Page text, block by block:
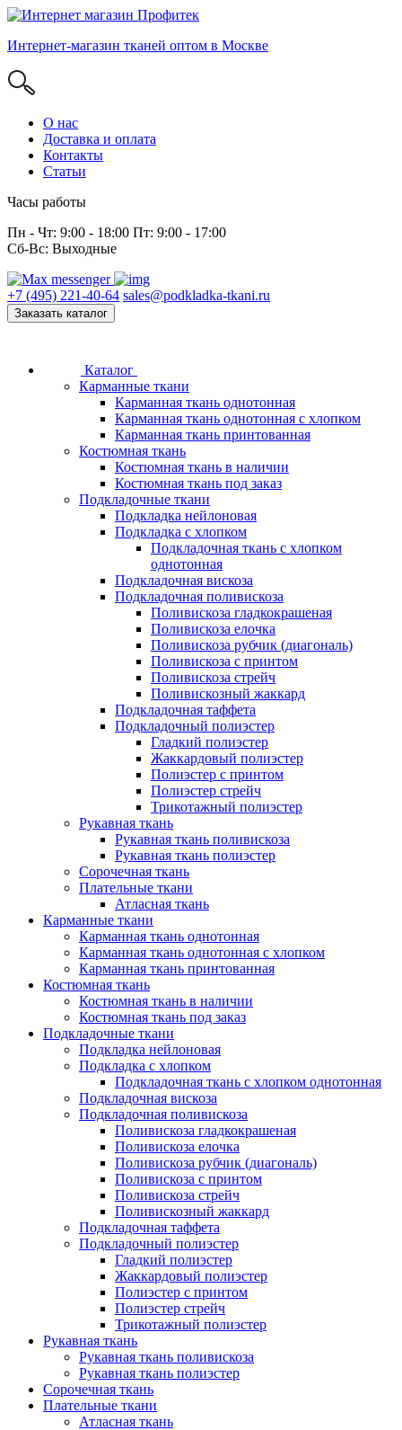
Интернет-магазин тканей оптом в Москве
О нас
Доставка и оплата
Контакты
Статьи
Часы работы
Пн - Чт: 9:00 - 18:00 Пт: 9:00 - 17:00
Сб-Вс: Выходные
+7 (495) 221-40-64 sales@podkladka-tkani.ru
Заказать каталог
Каталог
Карманные ткани
Карманная ткань однотонная
Карманная ткань однотонная с хлопком
Карманная ткань принтованная
Костюмная ткань
Костюмная ткань в наличии
Костюмная ткань под заказ
Подкладочные ткани
Подкладка нейлоновая
Подкладка с хлопком
Подкладочная ткань с хлопком
однотонная
Подкладочная вискоза
Подкладочная поливискоза
Поливискоза гладкокрашеная
Поливискоза елочка
Поливискоза рубчик (диагональ)
Поливискоза с принтом
Поливискоза стрейч
Поливискозный жаккард
Подкладочная таффета
Подкладочный полиэстер
Гладкий полиэстер
Жаккардовый полиэстер
Полиэстер с принтом
Полиэстер стрейч
Трикотажный полиэстер
Рукавная ткань
Рукавная ткань поливискоза
Рукавная ткань полиэстер
Сорочечная ткань
Плательные ткани
Атласная ткань
Карманные ткани
Карманная ткань однотонная
Карманная ткань однотонная с хлопком
Карманная ткань принтованная
Костюмная ткань
Костюмная ткань в наличии
Костюмная ткань под заказ
Подкладочные ткани
Подкладка нейлоновая
Подкладка с хлопком
Подкладочная ткань с хлопком однотонная
Подкладочная вискоза
Подкладочная поливискоза
Поливискоза гладкокрашеная
Поливискоза елочка
Поливискоза рубчик (диагональ)
Поливискоза с принтом
Поливискоза стрейч
Поливискозный жаккард
Подкладочная таффета
Подкладочный полиэстер
Гладкий полиэстер
Жаккардовый полиэстер
Полиэстер с принтом
Полиэстер стрейч
Трикотажный полиэстер
Рукавная ткань
Рукавная ткань поливискоза
Рукавная ткань полиэстер
Сорочечная ткань
Плательные ткани
Атласная ткань